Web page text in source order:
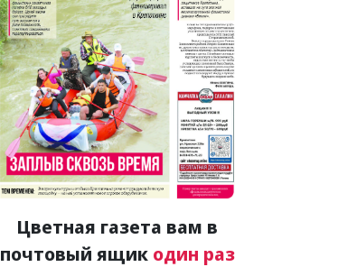
Цветная газета вам в
почтовый ящик один раз